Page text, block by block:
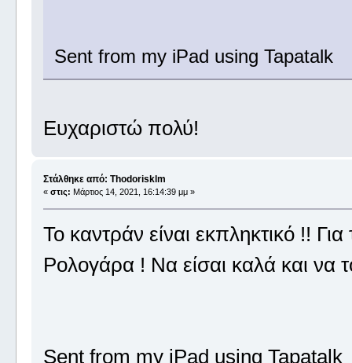
Sent from my iPad using Tapatalk
Ευχαριστώ πολύ!
Στάλθηκε από: Thodorisklm
« στις: Μάρτιος 14, 2021, 16:14:39 μμ »
Το καντράν είναι εκπληκτικό !!
Ρολογάρα ! Να είσαι καλά και να
Sent from my iPad using Tapatalk